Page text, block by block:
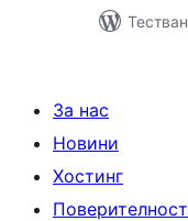
За нас
Новини
Хостинг
Поверителност